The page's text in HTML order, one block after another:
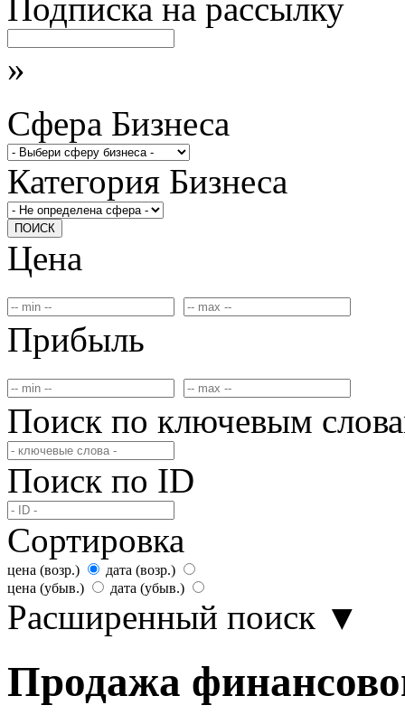
Подписка на рассылку
»
Сфера Бизнеса
Категория Бизнеса
ПОИСК
Цена
Прибыль
Поиск по ключевым
Поиск по ID
Сортировка
цена (возр.)
дата (возр.)
цена (убыв.)
дата (убыв.)
Расширенный поиск ▼
Продажа